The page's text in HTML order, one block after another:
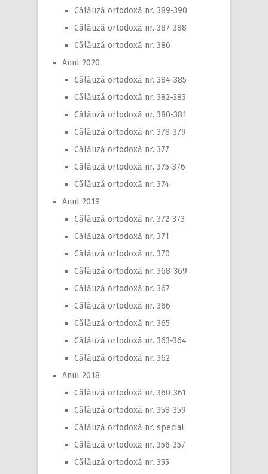
Călăuză ortodoxă nr. 389-390
Călăuză ortodoxă nr. 387-388
Călăuză ortodoxă nr. 386
Anul 2020
Călăuză ortodoxă nr. 384-385
Călăuză ortodoxă nr. 382-383
Călăuză ortodoxă nr. 380-381
Călăuză ortodoxă nr. 378-379
Călăuză ortodoxă nr. 377
Călăuză ortodoxă nr. 375-376
Călăuză ortodoxă nr. 374
Anul 2019
Călăuză ortodoxă nr. 372-373
Călăuză ortodoxă nr. 371
Călăuză ortodoxă nr. 370
Călăuză ortodoxă nr. 368-369
Călăuză ortodoxă nr. 367
Călăuză ortodoxă nr. 366
Călăuză ortodoxă nr. 365
Călăuză ortodoxă nr. 363-364
Călăuză ortodoxă nr. 362
Anul 2018
Călăuză ortodoxă nr. 360-361
Călăuză ortodoxă nr. 358-359
Călăuză ortodoxă nr. special
Călăuză ortodoxă nr. 356-357
Călăuză ortodoxă nr. 355